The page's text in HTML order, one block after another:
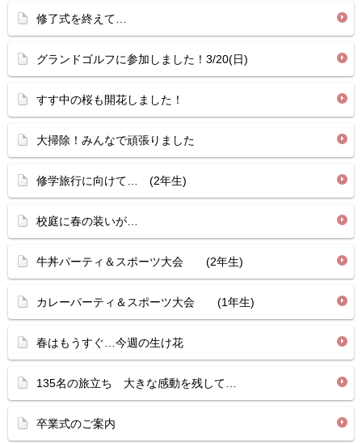
修了式を終えて…
グランドゴルフに参加しました！3/20(日)
すす中の桜も開花しました！
大掃除！みんなで頑張りました
修学旅行に向けて… (2年生)
校庭に春の装いが…
牛丼パーティ＆スポーツ大会 (2年生)
カレーパーティ＆スポーツ大会 (1年生)
春はもうすぐ…今週の生け花
135名の旅立ち 大きな感動を残して…
卒業式のご案内